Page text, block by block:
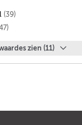
(39)
zien (11)